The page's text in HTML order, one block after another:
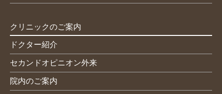
クリニックのご案内
ドクター紹介
セカンドオピニオン外来
院内のご案内